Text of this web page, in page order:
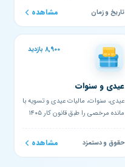
تاریخ و زمان مشاهده
8,900 بازدید
عیدی و سنوات
عیدی، سنوات، مالیات عیدی و تسویه با
مانده مرخصی را طبق قانون کار ۱۴۰۵
حقوق و دستمزد مشاهده